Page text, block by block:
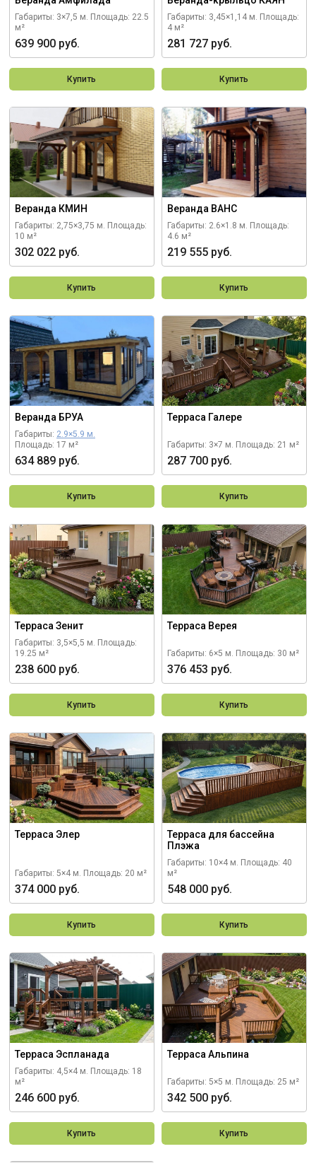
Габариты: 3×7,5 м. Площадь: 22.5
м²
639 900 руб.
Купить
Габариты: 3,45×1,14 м. Площадь:
4 м²
281 727 руб.
Купить
Веранда КМИН
Габариты: 2,75×3,75 м. Площадь:
10 м²
302 022 руб.
Купить
Веранда ВАНС
Габариты: 2.6×1.8 м. Площадь:
4.6 м²
219 555 руб.
Купить
Веранда БРУА
Габариты: 2.9×5.9 м.
Площадь: 17 м²
634 889 руб.
Купить
Терраса Галере
Габариты: 3×7 м. Площадь: 21 м²
287 700 руб.
Купить
Терраса Зенит
Габариты: 3,5×5,5 м. Площадь:
19.25 м²
238 600 руб.
Купить
Терраса Верея
Габариты: 6×5 м. Площадь: 30 м²
376 453 руб.
Купить
Терраса Элер
Габариты: 5×4 м. Площадь: 20 м²
374 000 руб.
Купить
Терраса для бассейна
Плэжа
Габариты: 10×4 м. Площадь: 40
м²
548 000 руб.
Купить
Терраса Эспланада
Габариты: 4,5×4 м. Площадь: 18
м²
246 600 руб.
Купить
Терраса Альпина
Габариты: 5×5 м. Площадь: 25 м²
342 500 руб.
Купить